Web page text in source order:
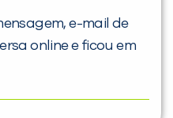
e-mail de
online e ficou em